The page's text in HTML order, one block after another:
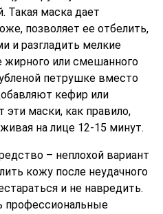
Такая маска дает
позволяет ее отбелить,
и разгладить мелкие
жирного или смешанного
петрушке вместо
кефир или
маски, как правило,
на лице 12-15 минут.
– неплохой вариант
кожу после неудачного
и не навредить.
профессиональные